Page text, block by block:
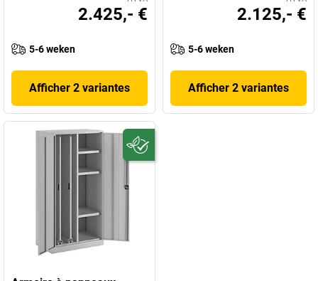
2.425,- €
5-6 weken
Afficher 2 variantes
2.125,- €
5-6 weken
Afficher 2 variantes